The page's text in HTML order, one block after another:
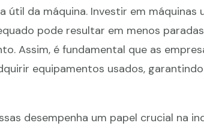
da máquina. Investir em máquinas
pode resultar em menos
Assim, é fundamental que as
equipamentos usados,
desempenha um papel crucial na